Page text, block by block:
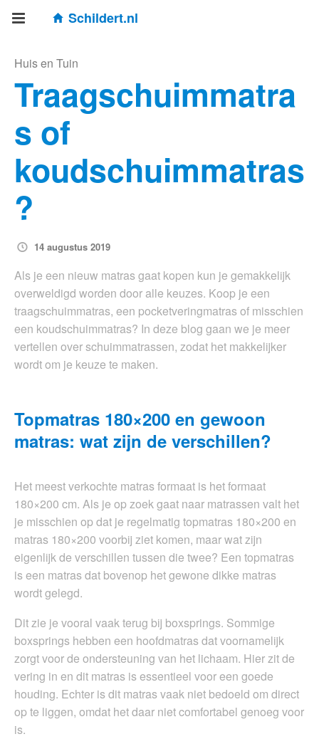
Schildert.nl
Huis en Tuin
Traagschuimmatra
s of
koudschuimmatras
?
14 augustus 2019
Als je een nieuw matras gaat kopen kun je gemakkelijk
overweldigd worden door alle keuzes. Koop je een
traagschuimmatras, een pocketveringmatras of misschien
een koudschuimmatras? In deze blog gaan we je meer
vertellen over schuimmatrassen, zodat het makkelijker
wordt om je keuze te maken.
Topmatras 180×200 en gewoon
matras: wat zijn de verschillen?
Het meest verkochte matras formaat is het formaat
180×200 cm. Als je op zoek gaat naar matrassen valt het
je misschien op dat je regelmatig topmatras 180×200 en
matras 180×200 voorbij ziet komen, maar wat zijn
eigenlijk de verschillen tussen die twee? Een topmatras
is een matras dat bovenop het gewone dikke matras
wordt gelegd.
Dit zie je vooral vaak terug bij boxsprings. Sommige
boxsprings hebben een hoofdmatras dat voornamelijk
zorgt voor de ondersteuning van het lichaam. Hier zit de
vering in en dit matras is essentieel voor een goede
houding. Echter is dit matras vaak niet bedoeld om direct
op te liggen, omdat het daar niet comfortabel genoeg voor
is.